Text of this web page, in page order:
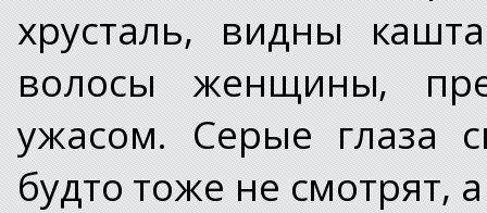
хрусталь, видны
волосы женщины,
ужасом. Серые глаза
будто тоже не смотрят,